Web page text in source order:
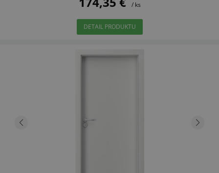
/ ks
DETAIL PRODUKTU